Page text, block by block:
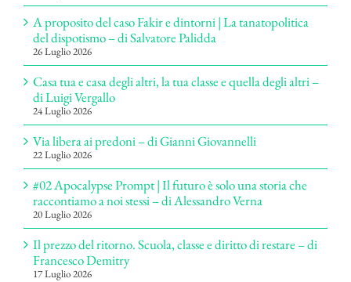
A proposito del caso Fakir e dintorni | La tanatopolitica
del dispotismo – di Salvatore Palidda
26 Luglio 2026
Casa tua e casa degli altri, la tua classe e quella degli altri –
di Luigi Vergallo
24 Luglio 2026
Via libera ai predoni – di Gianni Giovannelli
22 Luglio 2026
#02 Apocalypse Prompt | Il futuro è solo una storia che
raccontiamo a noi stessi – di Alessandro Verna
20 Luglio 2026
Il prezzo del ritorno. Scuola, classe e diritto di restare – di
Francesco Demitry
17 Luglio 2026